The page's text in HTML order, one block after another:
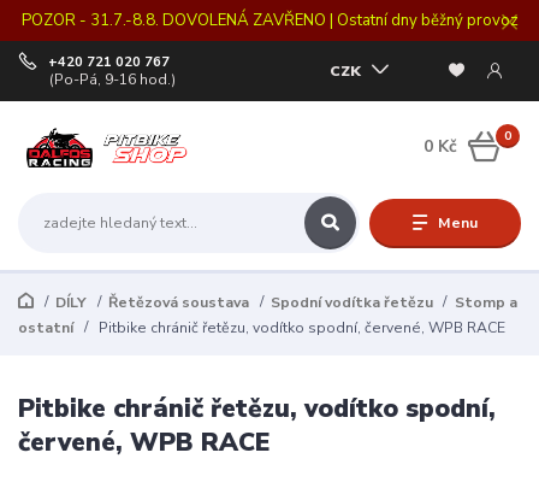
POZOR - 31.7.-8.8. DOVOLENÁ ZAVŘENO | Ostatní dny běžný provoz
Menu
CZK
+420 721 020 767
(Po-Pá, 9-16 hod.)
0
0 Kč
DÍLY Řetězová soustava Spodní vodítka řetězu
Stomp a
ostatní
Pitbike chránič řetězu, vodítko spodní, červené, WPB RACE
Pitbike chránič řetězu, vodítko spodní,
červené, WPB RACE